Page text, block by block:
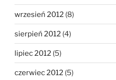
wrzesień 2012 (8)
sierpień 2012 (4)
lipiec 2012 (5)
czerwiec 2012 (5)